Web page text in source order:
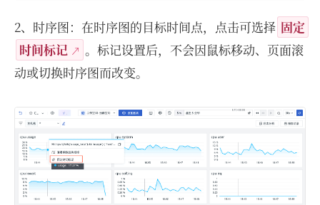
2、时序图：在时序图的目标时间点，点击可选择 固定
时间标记
。标记设置后，不会因鼠标移动、页面滚
动或切换时序图而改变。